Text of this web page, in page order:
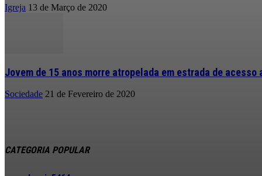
Igreja 13 de Março de 2020
Jovem de 15 anos morre atropelada em estrada de acesso
Sociedade 21 de Fevereiro de 2020
CATEGORIA POPULAR